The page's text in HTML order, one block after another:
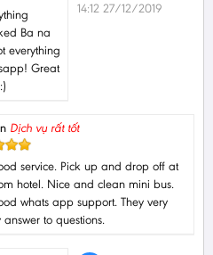
Ba na
everything
Great
14:12 27/12/2019
Dịch vụ rất tốt
service. Pick up and drop off at
hotel. Nice and clean mini bus.
whats app support. They very
to questions.